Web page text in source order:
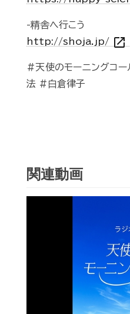
-精舎へ行こう
http://shoja.jp/ open_in_new
#天使のモーニングコ
法 #白倉律子
関連動画